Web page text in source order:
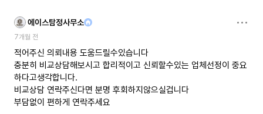
에이스탐정사무소
7개월 전
적어주신 의뢰내용 도움드릴수있습니다
충분히 비교상담해보시고 합리적이고 신뢰할수있는 업체선정이 중요
하다고생각합니다.
비교상담 연락주신다면 분명 후회하지않으실겁니다
부담없이 편하게 연락주세요